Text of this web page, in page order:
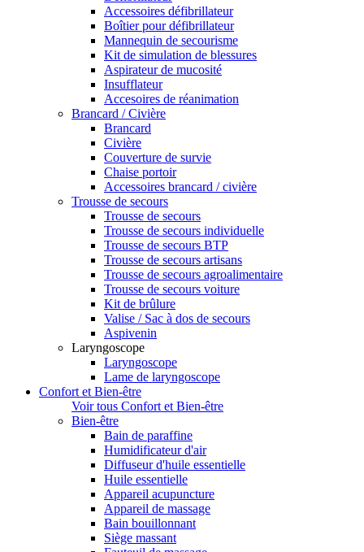
Accessoires défibrillateur
Boîtier pour défibrillateur
Mannequin de secourisme
Kit de simulation de blessures
Aspirateur de mucosité
Insufflateur
Accesoires de réanimation
Brancard / Civière
Brancard
Civière
Couverture de survie
Chaise portoir
Accessoires brancard / civière
Trousse de secours
Trousse de secours
Trousse de secours individuelle
Trousse de secours BTP
Trousse de secours artisans
Trousse de secours agroalimentaire
Trousse de secours voiture
Kit de brûlure
Valise / Sac à dos de secours
Aspivenin
Laryngoscope
Laryngoscope
Lame de laryngoscope
Confort et Bien-être
Voir tous Confort et Bien-être
Bien-être
Bain de paraffine
Humidificateur d'air
Diffuseur d'huile essentielle
Huile essentielle
Appareil acupuncture
Appareil de massage
Bain bouillonnant
Siège massant